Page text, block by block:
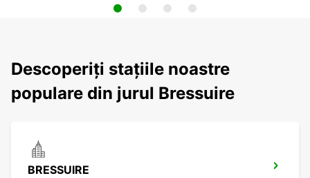
Descoperiți stațiile noastre
populare din jurul Bressuire
BRESSUIRE